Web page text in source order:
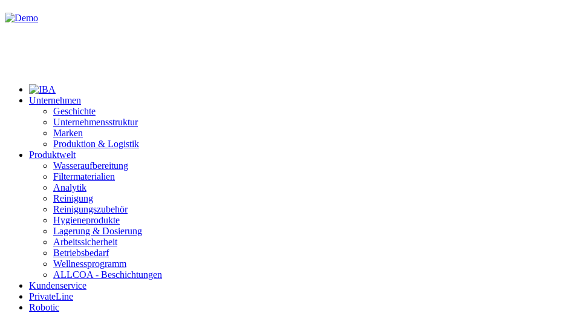
Unternehmen
Geschichte
Unternehmensstruktur
Marken
Produktion & Logistik
Produktwelt
Wasseraufbereitung
Filtermaterialien
Analytik
Reinigung
Reinigungszubehör
Hygieneprodukte
Lagerung & Dosierung
Arbeitssicherheit
Betriebsbedarf
Wellnessprogramm
ALLCOA - Beschichtungen
Kundenservice
PrivateLine
Robotic